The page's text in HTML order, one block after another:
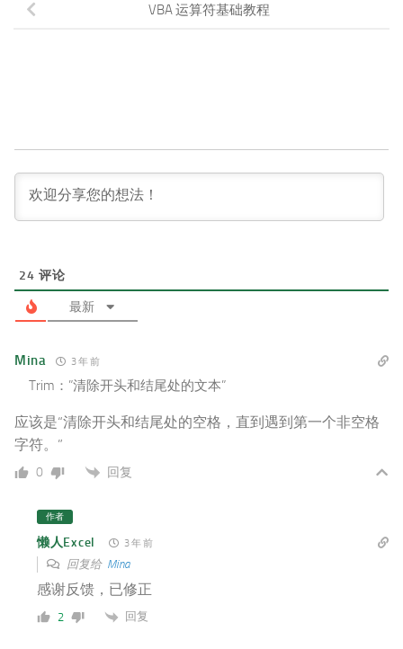
VBA 运算符基础教程
24 评论
最新
Mina 3 年 前
Trim：”清除开头和结尾处的文本”
应该是“清除开头和结尾处的空格， 直到遇到第一个非空格
字符。”
0 回复
作者
懒人Excel 3 年 前
回复给 Mina
感谢反馈，已修正
2 回复